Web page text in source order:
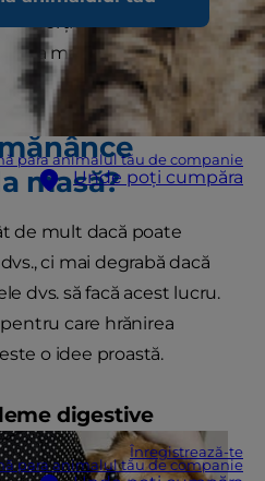
para animalul tău de companie
Unde poți cumpăra
Înregistrează-te
para animalul tău de companie
o porție din farfuria dvs.
la masă poate fi
masă?
de mult dacă poate
ci mai degrabă dacă
dvs. să facă acest lucru.
care hrănirea
o idee proastă.
digestive